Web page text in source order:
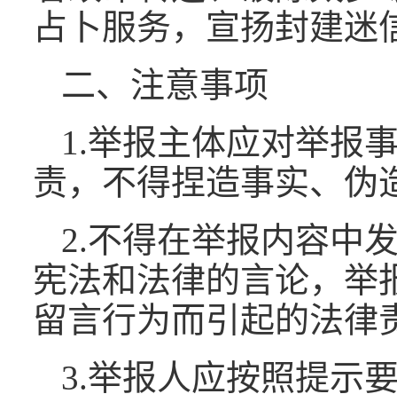
占卜服务，宣扬封建迷
二、注意事项
1.举报主体应对举报
责，不得捏造事实、伪
2.不得在举报内容中
宪法和法律的言论，举
留言行为而引起的法律
3.举报人应按照提示